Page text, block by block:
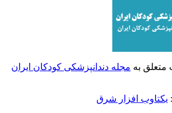
بهمجله دندانپزشکی کودکان ایران
یکتاوب افزار شرق